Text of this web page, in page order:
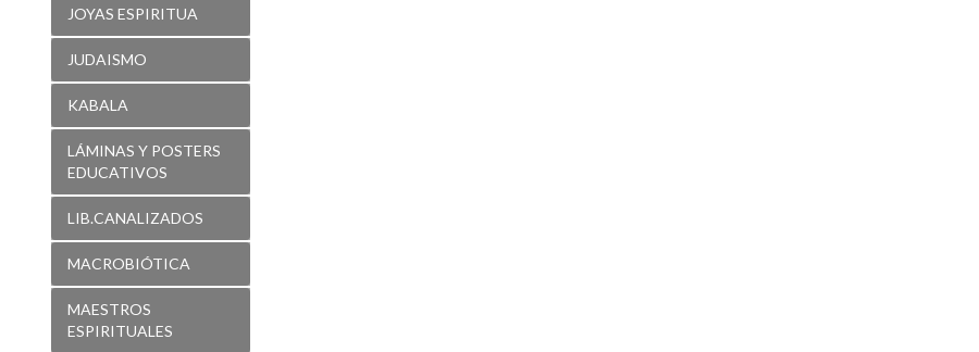
JOYAS ESPIRITUA
JUDAISMO
KABALA
LÁMINAS Y POSTERS
EDUCATIVOS
LIB.CANALIZADOS
MACROBIÓTICA
MAESTROS
ESPIRITUALES